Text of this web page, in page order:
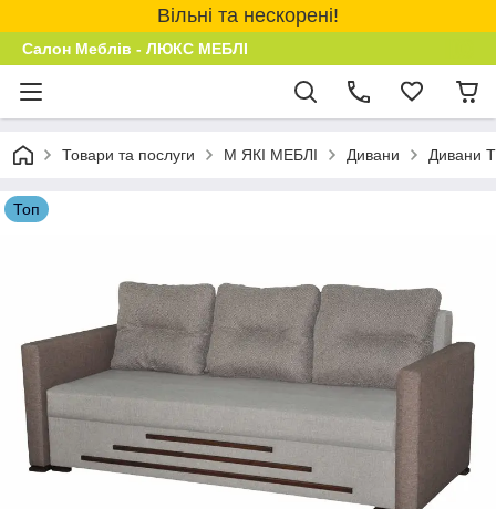
Вільні та нескорені!
Салон Меблів - ЛЮКС МЕБЛІ
Товари та послуги М ЯКІ МЕБЛІ Дивани Дивани
Топ